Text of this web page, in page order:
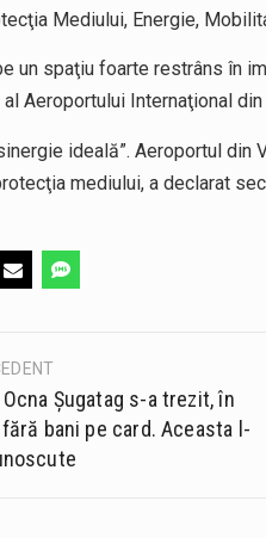
Mediului, Energie,
un spaţiu foarte restrâns în
Aeroportului Internaţional din
ideală”. Aeroportul
mediului, a declarat
Șugatag s-a trezit, în
bani pe card. Aceasta l-